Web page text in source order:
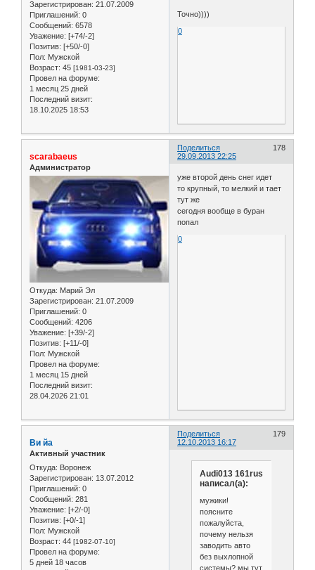
Зарегистрирован: 21.07.2009
Приглашений: 0
Сообщений: 6578
Уважение: [+74/-2]
Позитив: [+50/-0]
Пол: Мужской
Возраст: 45 [1981-03-23]
Провел на форуме:
1 месяц 25 дней
Последний визит:
18.10.2025 18:53
Точно))))
0
Поделиться
178
29.09.2013 22:25
scarabaeus
Администратор
Откуда: Марий Эл
Зарегистрирован: 21.07.2009
Приглашений: 0
Сообщений: 4206
Уважение: [+39/-2]
Позитив: [+11/-0]
Пол: Мужской
Провел на форуме:
1 месяц 15 дней
Последний визит:
28.04.2026 21:01
уже второй день снег идет
то крупный, то мелкий и тает
тут же
сегодня вообще в буран
попал
0
Поделиться
179
12.10.2013 16:17
Ви йа
Активный участник
Откуда: Воронеж
Зарегистрирован: 13.07.2012
Приглашений: 0
Сообщений: 281
Уважение: [+2/-0]
Позитив: [+0/-1]
Пол: Мужской
Возраст: 44 [1982-07-10]
Провел на форуме:
5 дней 18 часов
Audi013 161rus
написал(а):
мужики!
поясните
пожалуйста,
почему нельзя
заводить авто
без выхлопной
системы? мы тут